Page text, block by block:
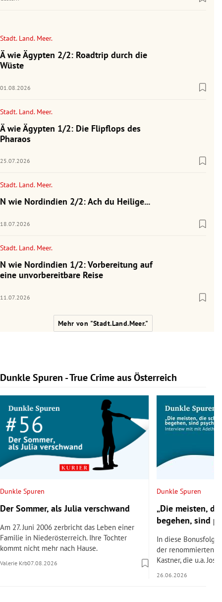
Stadt. Land. Meer.
Ä wie Ägypten 2/2: Roadtrip durch die
Wüste
01.08.2026
Stadt. Land. Meer.
Ä wie Ägypten 1/2: Die Flipflops des
Pharaos
25.07.2026
Stadt. Land. Meer.
N wie Nordindien 2/2: Ach du Heilige...
18.07.2026
Stadt. Land. Meer.
N wie Nordindien 1/2: Vorbereitung auf
eine unvorbereitbare Reise
11.07.2026
Mehr von "Stadt.Land.Meer."
Dunkle Spuren - True Crime aus Österreich
Slide 1 von 9
Dunkle Spuren
Der Sommer, als Julia verschwand
Am 27. Juni 2006 zerbricht das Leben einer
Familie in Niederösterreich. Ihre Tochter
kommt nicht mehr nach Hause.
Valerie Krb07.08.2026
Dunkle Spuren
„Die meisten,
begehen, sind
In diese
der renommierten
Kastner, die u.a.
26.06.2026